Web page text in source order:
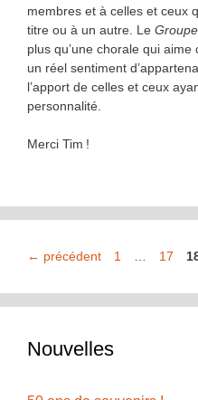
membres et à celles et ceux
titre ou à un autre. Le
plus qu’une chorale qui
un réel sentiment
l’apport de celles et ceux
personnalité.
Merci Tim !
← précédent Page
1 Page
17
Nouvelles